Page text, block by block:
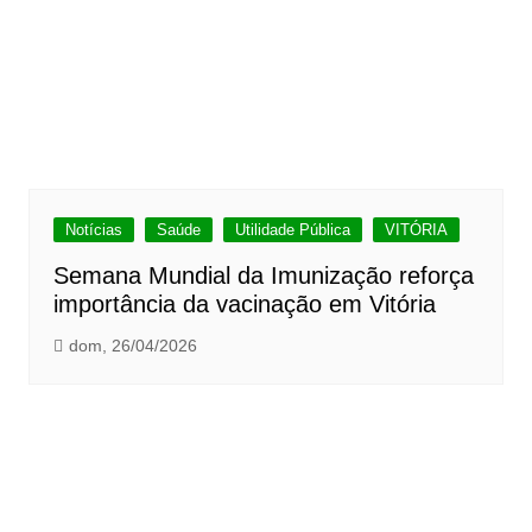
Notícias Saúde Utilidade Pública VITÓRIA
Semana Mundial da Imunização reforça
importância da vacinação em Vitória
dom, 26/04/2026